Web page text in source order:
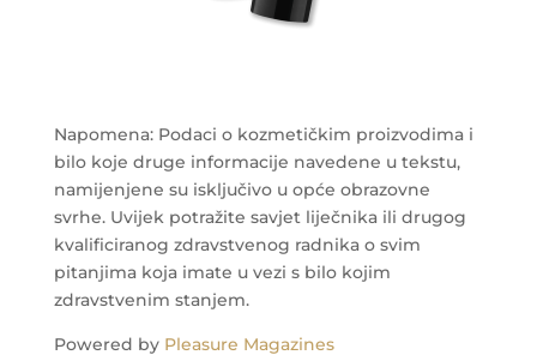
Napomena: Podaci o kozmetičkim proizvodima i
bilo koje druge informacije navedene u tekstu,
namijenjene su isključivo u opće obrazovne
svrhe. Uvijek potražite savjet liječnika ili drugog
kvalificiranog zdravstvenog radnika o svim
pitanjima koja imate u vezi s bilo kojim
zdravstvenim stanjem.
Powered by Pleasure Magazines